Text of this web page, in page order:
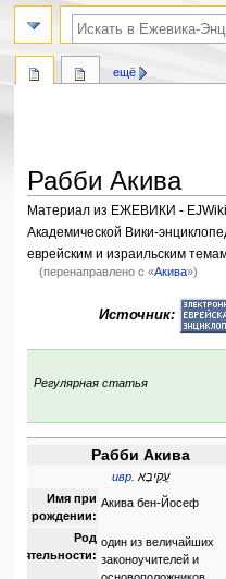
Рабби Акива
Материал из ЕЖЕВИКИ -
Академической Вики-
еврейским и израильским
(перенаправлено с «Акива»)
Источник:
Регулярная статья
Рабби Акива
ивр. עֲקִיבָא
Имя при
рождении:
Акива бен-Йосеф
Род
деятельности:
один из величайших
законоучителей и
ещё
поиск по словам